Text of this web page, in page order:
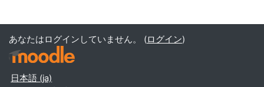
あなたはログインしていません。 (ログイン)
日本語 ‎(ja)‎